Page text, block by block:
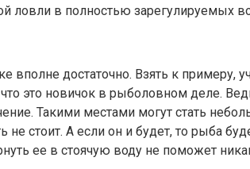
ловли в полностью зарегулируемых
достаточно. Взять к примеру,
это новичок в рыболовном деле.
Такими местами могут стать
стоит. А если он и будет, то рыба
ее в стоячую воду не поможет